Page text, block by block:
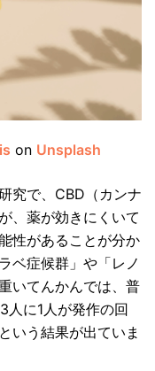
on Unsplash
究で、CBD（カンナ
、薬が効きにくいて
性があることが分か
ベ症候群」や「レノ
いてんかんでは、普
人に1人が発作の回
いう結果が出ていま